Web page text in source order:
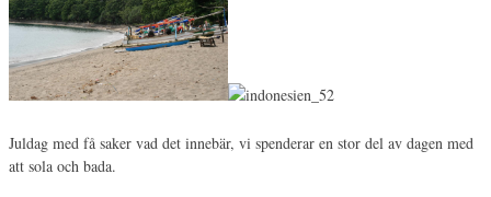
Juldag med få saker vad det innebär, vi spenderar en stor del av dagen med
att sola och bada.